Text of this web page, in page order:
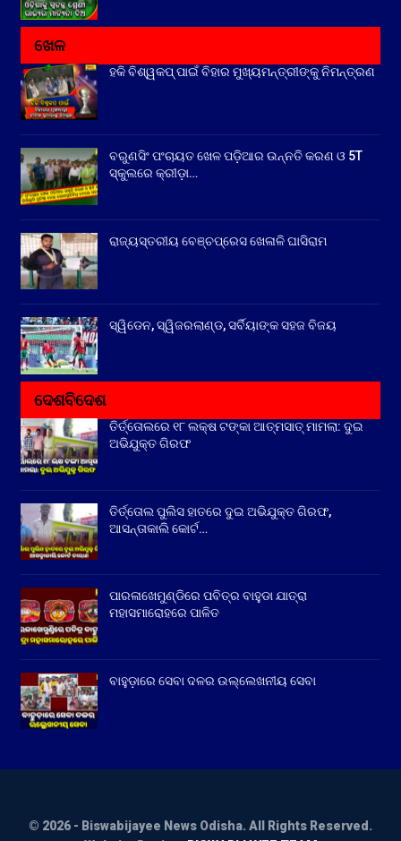
ଖେଳ
ହକି ବିଶ୍ୱକପ୍ ପାଇଁ ବିହାର ମୁଖ୍ୟମନ୍ତ୍ରୀଙ୍କୁ ନିମନ୍ତ୍ରଣ
ବରୁଣସିଂ ପଂଚାୟତ ଖେଳ ପଡ଼ିଆର ଉନ୍ନତି କରଣ ଓ 5T
ସ୍କୁଲରେ କ୍ରୀଡ଼ା…
ରାଜ୍ୟସ୍ତରୀୟ ବେଞ୍ଚପ୍ରେସ ଖେଳାଳି ଘାସିରାମ
ସ୍ୱିଡେନ, ସ୍ୱିଜରଲାଣ୍ଡ, ସର୍ବିୟାଙ୍କ ସହଜ ବିଜୟ
ଦେଶବିଦେଶ
ତିର୍ତ୍ତୋଲରେ ୧୮ ଲକ୍ଷ ଟଙ୍କା ଆତ୍ମସାତ୍ ମାମଲା: ଦୁଇ
ଅଭିଯୁକ୍ତ ଗିରଫ
ତିର୍ତ୍ତୋଲ ପୁଲିସ ହାତରେ ଦୁଇ ଅଭିଯୁକ୍ତ ଗିରଫ,
ଆସନ୍ତାକାଲି କୋର୍ଟ…
ପାରଳାଖେମୁଣ୍ଡିରେ ପବିତ୍ର ବାହୁଡା ଯାତ୍ରା
ମହାସମାରୋହରେ ପାଳିତ
ବାହୁଡ଼ାରେ ସେବା ଦଳର ଉଲ୍ଲେଖନୀୟ ସେବା
© 2026 - Biswabijayee News Odisha. All Rights Reserved.